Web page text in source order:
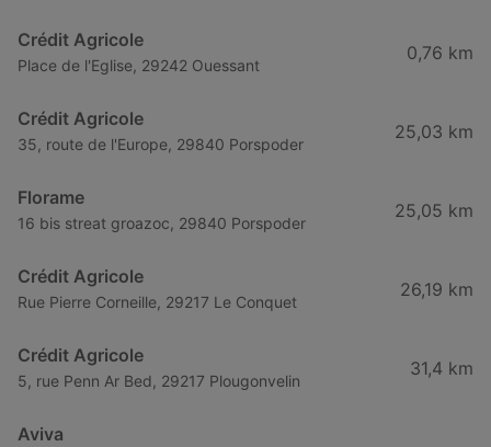
Crédit Agricole
Place de l'Eglise, 29242 Ouessant
0,76 km
Crédit Agricole
35, route de l'Europe, 29840 Porspoder
25,03 km
Florame
16 bis streat groazoc, 29840 Porspoder
25,05 km
Crédit Agricole
Rue Pierre Corneille, 29217 Le Conquet
26,19 km
Crédit Agricole
5, rue Penn Ar Bed, 29217 Plougonvelin
31,4 km
Aviva